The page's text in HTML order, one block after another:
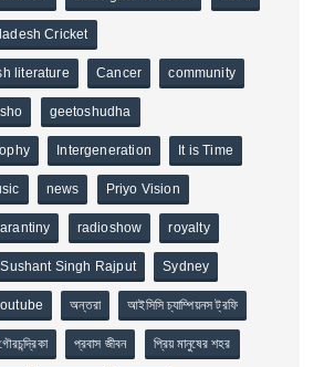
Cricket
literature Cancer community
geetoshudha
Intergeneration It is Time
news Priyo Vision
radioshow royalty
Sushant Singh Rajput Sydney
অন্তরা আইসিসি চ্যাম্পিয়নস ট্রফি
প্রবাস জীবন প্রিয় মানুষের শহর